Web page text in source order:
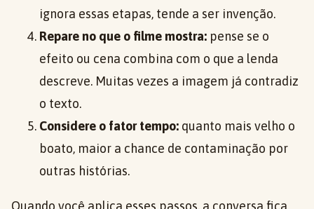
ignora essas etapas, tende a ser invenção.
Repare no que o filme mostra: pense se o
efeito ou cena combina com o que a lenda
descreve. Muitas vezes a imagem já contradiz
o texto.
Considere o fator tempo: quanto mais velho o
boato, maior a chance de contaminação por
outras histórias.
Quando você aplica esses passos, a conversa fica